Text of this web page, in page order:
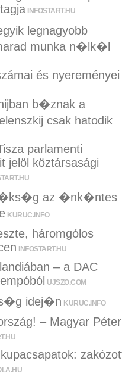
INFOSTART.HU
legnagyobb
munka n�lk�l
és nyereményei
b�znak a
csak hatodik
parlamenti
jelöl köztársasági
az �nk�ntes
KURUC.INFO
háromgólos
INFOSTART.HU
– a DAC
UJSZO.COM
idej�n KURUC.INFO
– Magyar Péter